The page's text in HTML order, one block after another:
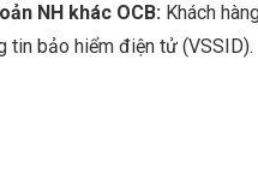
NH khác OCB: Khách
tin bảo hiểm điện tử (VSSID).